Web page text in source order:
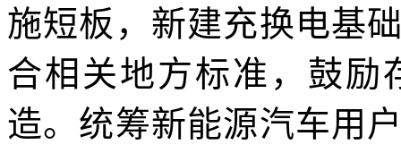
施短板，新建充换电基
合相关地方标准，鼓励
造。统筹新能源汽车用